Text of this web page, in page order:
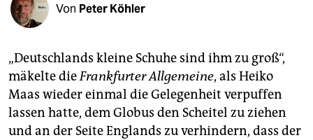
shop
unterstützen
abo
genossenschaft
Von Peter Köhler
„Deutschlands kleine Schuhe sind ihm zu groß“,
mäkelte dieFrankfurter Allgemeine, als Heiko
Maas wieder einmal die Gelegenheit verpuffen
lassen hatte, dem Globus den Scheitel zu ziehen
und an der Seite Englands zu verhindern, dass der